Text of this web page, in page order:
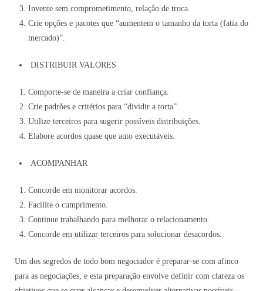
Invente sem comprometimento, relação de troca.
Crie opções e pacotes que “aumentem o tamanho da torta (fatia do
mercado)”.
DISTRIBUIR VALORES
Comporte-se de maneira a criar confiança.
Crie padrões e critérios para “dividir a torta”
Utilize terceiros para sugerir possíveis distribuições.
Elabore acordos quase que auto executáveis.
ACOMPANHAR
Concorde em monitorar acordos.
Facilite o cumprimento.
Continue trabalhando para melhorar o relacionamento.
Concorde em utilizar terceiros para solucionar desacordos.
Um dos segredos de todo bom negociador é preparar-se com afinco
para as negociações, e esta preparação envolve definir com clareza os